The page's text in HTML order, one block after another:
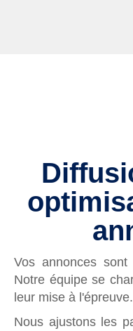
Vos annonces
Notre équipe se
leur mise à l'épreuve.
Nous ajustons les